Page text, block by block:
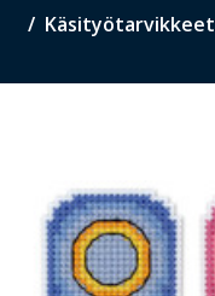
Käsityötarvikkeet